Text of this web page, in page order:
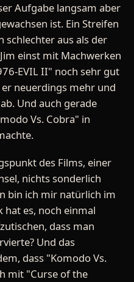
Aufgabe langsam aber
ist. Ein Streifen
schlechter aus als der
einst mit Machwerken
EVIL II" noch sehr gut
neuerdings mehr und
Und auch gerade
Vs. Cobra" in
des Films, einer
nichts sonderlich
bin ich mir natürlich im
hat es, noch einmal
dass man
Und das
dass "Komodo Vs.
mit "Curse of the